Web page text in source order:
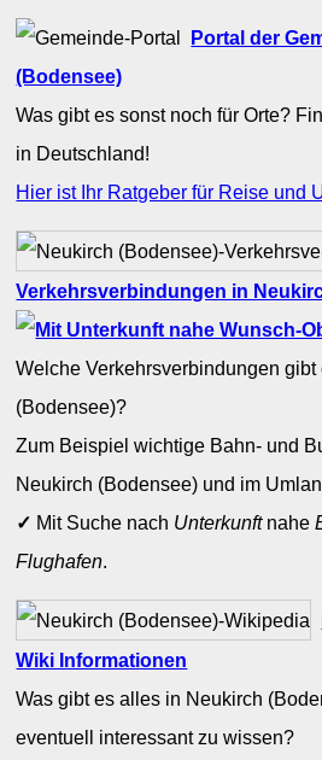
Portal der
(Bodensee)
Was gibt es sonst noch für Orte?
in Deutschland!
Hier ist Ihr Ratgeber für Reise und
Verkehrsverbindungen in
Welche Verkehrsverbindungen gibt
(Bodensee)?
Zum Beispiel wichtige Bahn- und
Neukirch (Bodensee) und im
✓ Mit Suche nach Unterkunftnahe
Flughafen.
Wiki Informationen
Was gibt es alles in Neukirch
eventuell interessant zu wissen?